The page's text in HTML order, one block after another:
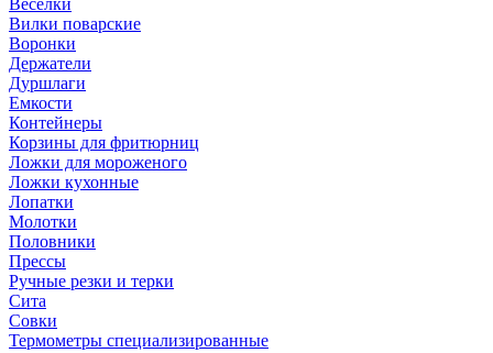
Веселки
Вилки поварские
Воронки
Держатели
Дуршлаги
Емкости
Контейнеры
Корзины для фритюрниц
Ложки для мороженого
Ложки кухонные
Лопатки
Молотки
Половники
Прессы
Ручные резки и терки
Сита
Совки
Термометры специализированные